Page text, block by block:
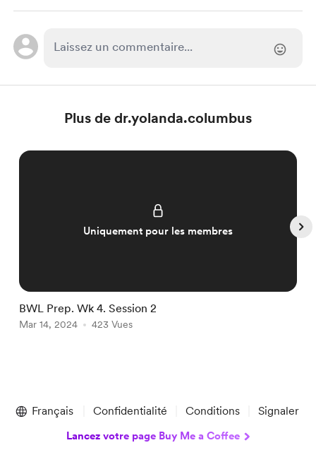
Plus de dr.yolanda.columbus
Uniquement pour les membres
BWL Prep. Wk 4. Session 2
Mar 14, 2024 423 Vues
of
Français Confidentialité Conditions Signaler
Lancez votre page Buy Me a Coffee